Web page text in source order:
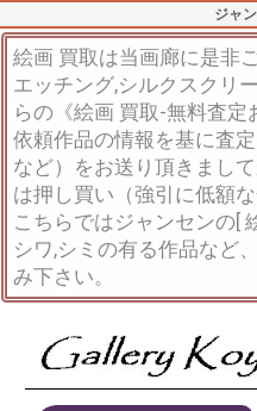
ジャ
絵画 買取は当画廊に是非
エッチング,シルクスクリ
らの《絵画 買取-無料査
依頼作品の情報を基に査
など）をお送り頂きまし
は押し買い（強引に低額
こちらではジャンセンの[
シワ,シミの有る作品など
み下さい。